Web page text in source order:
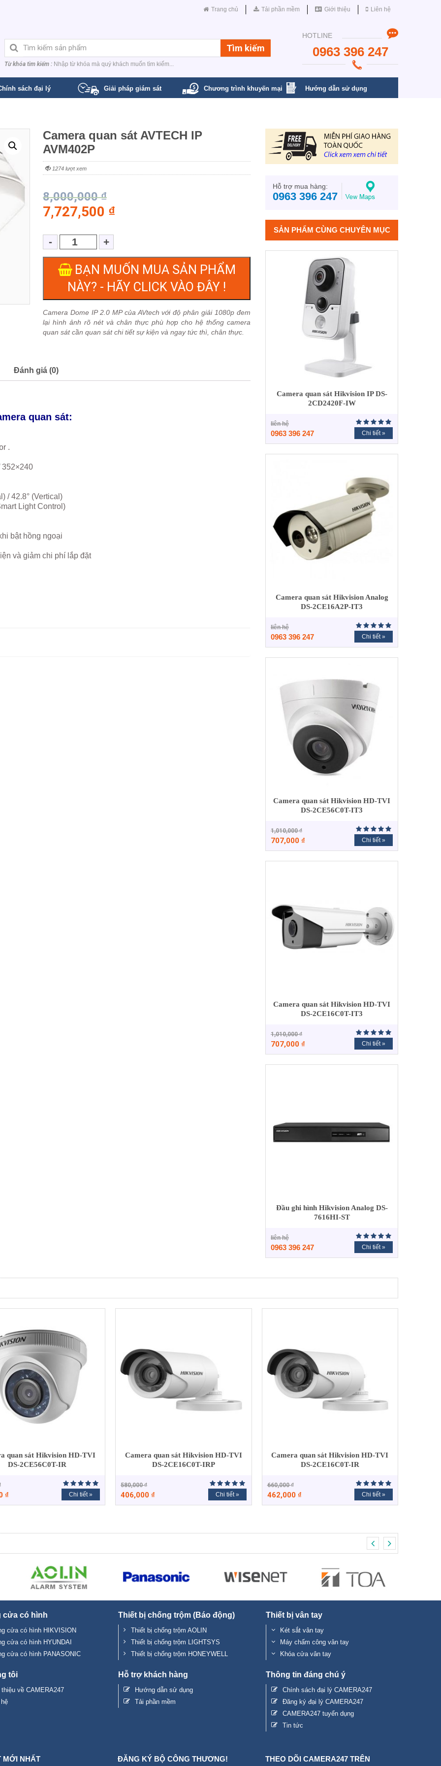
Trang chủ Tải phần mềm Giới thiệu Liên hệ
Từ khóa tìm kiếm : Nhập từ khóa mà quý khách muốn tìm kiếm...
HOTLINE
0963 396 247
sách đại lý Giải pháp giám sát Chương trình khuyến mại Hướng dẫn sử dụng
Camera quan sát AVTECH IP
AVM402P
1274 lượt xem
8,000,000₫
7,727,500 ₫
BẠN MUỐN MUA SẢN PHẨM
NÀY? - HÃY CLICK VÀO ĐÂY !
Camera Dome IP 2.0 MP của AVtech với độ phân giải 1080p đem
lại hình ảnh rõ nét và chân thực phù hợp cho hệ thống camera
quan sát cần quan sát chi tiết sự kiện và ngay tức thì, chân thực.
Đánh giá (0)
quan sát:
.
352×240
/ 42.8° (Vertical)
Light Control)
bật hồng ngoại
và giảm chi phí lắp đặt
Hỗ trợ mua hàng:
0963 396 247
SẢN PHẨM CÙNG CHUYÊN MỤC
Camera quan sát Hikvision IP DS-
2CD2420F-IW
liên hệ
0963 396 247 Chi tiết »
Camera quan sát Hikvision Analog
DS-2CE16A2P-IT3
liên hệ
0963 396 247 Chi tiết »
Camera quan sát Hikvision HD-TVI
DS-2CE56C0T-IT3
1,010,000₫
707,000 ₫ Chi tiết »
Camera quan sát Hikvision HD-TVI
DS-2CE16C0T-IT3
1,010,000₫
707,000 ₫ Chi tiết »
Đầu ghi hình Hikvision Analog DS-
7616HI-ST
liên hệ
0963 396 247 Chi tiết »
quan sát Hikvision HD-TVI
DS-2CE56C0T-IR
₫ Chi tiết »
Camera quan sát Hikvision HD-TVI
DS-2CE16C0T-IRP
580,000₫
406,000 ₫ Chi tiết »
Camera quan sát Hikvision HD-TVI
DS-2CE16C0T-IR
660,000₫
462,000 ₫ Chi tiết »
cửa có hình
cửa có hình HIKVISION
cửa có hình HYUNDAI
cửa có hình PANASONIC
Thiết bị chống trộm (Báo động)
Thiết bị chống trộm AOLIN
Thiết bị chống trộm LIGHTSYS
Thiết bị chống trộm HONEYWELL
Thiết bị vân tay
Két sắt vân tay
Máy chấm công vân tay
Khóa cửa vân tay
tôi
về CAMERA247
hệ
Hỗ trợ khách hàng
Hướng dẫn sử dụng
Tải phần mềm
Thông tin đáng chú ý
Chính sách đại lý CAMERA247
Đăng ký đại lý CAMERA247
CAMERA247 tuyển dụng
Tin tức
MỚI NHẤT ĐĂNG KÝ BỘ CÔNG THƯƠNG!
THEO DÕI CAMERA247 TRÊN